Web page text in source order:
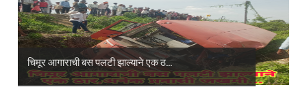
चिमूर आगाराची बस पलटी झाल्याने एक ठ...